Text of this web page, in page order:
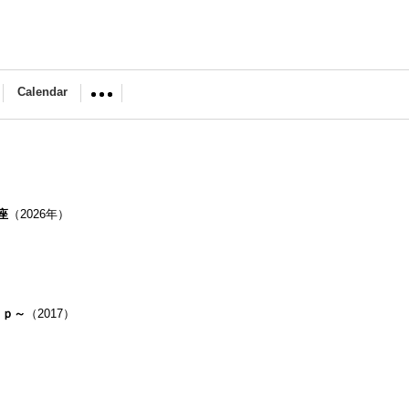
Calendar
（2026年）
～ （2017）